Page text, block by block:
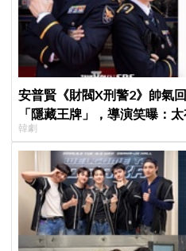
安普賢《財閥X刑警2》帥氣
「隱藏王牌」，導演笑曝：
韓劇